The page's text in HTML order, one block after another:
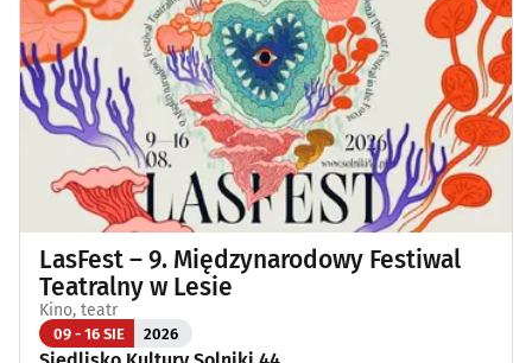
LasFest – 9. Międzynarodowy Festiwal
Teatralny w Lesie
Kino, teatr
09 - 16 SIE 2026